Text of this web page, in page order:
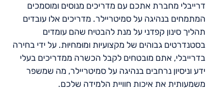
דרייבלי מחברת אתכם עם מדריכים מנוסים ומוסמכים
המתמחים בנהיגה על סמיטריילר. מדריכים אלו עובדים
תהליך סינון קפדני על מנת להבטיח שהם עומדים
בסטנדרטים גבוהים של מקצועיות ומוּמחיוּת. על ידי בחירה
בדרייבלי, אתם מובטחים לקבל הכשרה ממדריכים בעלי
ידע וניסיון נרחבים בנהיגה על סמיטריילר, מה שמשפר
משמעותית את איכות חוויית הלמידה שלכם.